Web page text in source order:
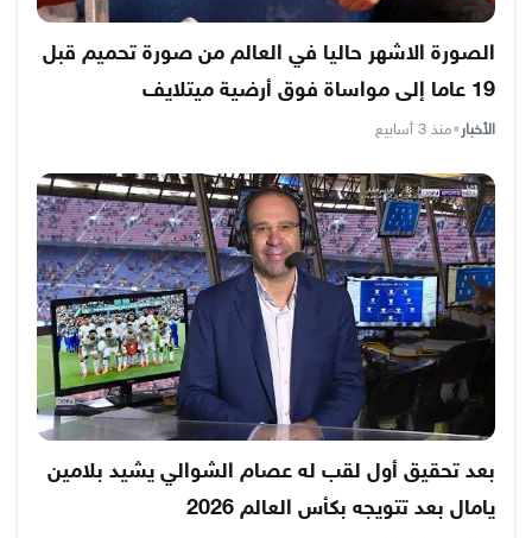
الصورة الاشهر حاليا في العالم من صورة تحميم قبل
19 عاما إلى مواساة فوق أرضية ميتلايف
الأخبار•منذ 3 أسابيع
بعد تحقيق أول لقب له عصام الشوالي يشيد بلامين
يامال بعد تتويجه بكأس العالم 2026